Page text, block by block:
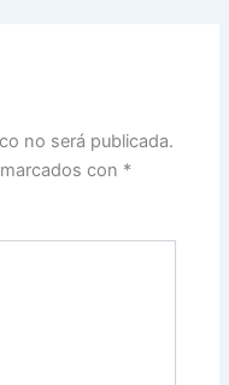
no será publicada.
con *